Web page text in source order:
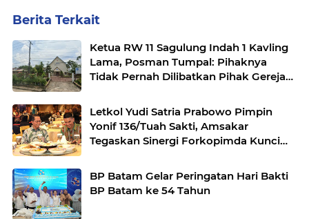
Berita Terkait
Ketua RW 11 Sagulung Indah 1 Kavling
Lama, Posman Tumpal: Pihaknya
Tidak Pernah Dilibatkan Pihak Gereja
Nafkah Disana
Letkol Yudi Satria Prabowo Pimpin
Yonif 136/Tuah Sakti, Amsakar
Tegaskan Sinergi Forkopimda Kunci
BP Batam Gelar Peringatan Hari Bakti
BP Batam ke 54 Tahun